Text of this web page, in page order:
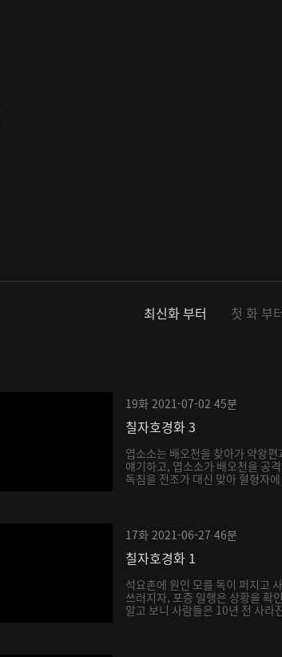
최신화 부터 첫 화 부
19화 2021-07-02 45분
칠자호경화 3
엽소소는 배오천을 찾아가 약왕
얘기하고, 엽소소가 배오천을 공
독침을 전조가 대신 맞아 혈형자
17화 2021-06-27 46분
칠자호경화 1
석요촌에 원인 모를 독이 퍼지고
쓰러지자, 포증 일행은 상황을 확
알고 보니 사람들은 10년 전 사라